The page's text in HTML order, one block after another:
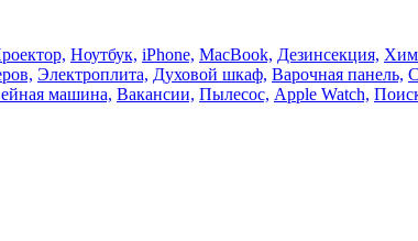
Ноутбук, iPhone, MacBook, Дезинсекция,
Электроплита, Духовой шкаф, Варочная панель,
машина, Вакансии, Пылесос, Apple Watch,